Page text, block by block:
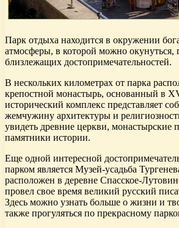
Парк отдыха находится в окружении
атмосферы, в которой можно окунуться,
близлежащих достопримечательностей.
В нескольких километрах от парка
крепостной монастырь, основанный в
исторический комплекс представляет
жемчужину архитектуры и
увидеть древние церкви, монастырские
памятники истории.
Еще одной интересной
парком является Музей-усадьба
расположен в деревне Спасское-
провел свое время великий русский
Здесь можно узнать больше о жизни и
также прогуляться по прекрасному